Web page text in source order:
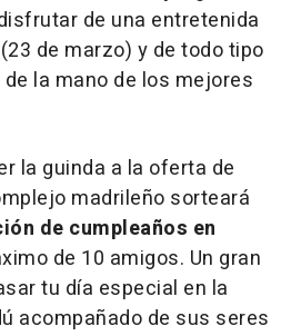
de una entretenida
(23 de marzo) y de todo tipo
la mano de los mejores
la guinda a la oferta de
madrileño sorteará
de cumpleaños en
de 10 amigos. Un gran
tu día especial en la
acompañado de sus seres